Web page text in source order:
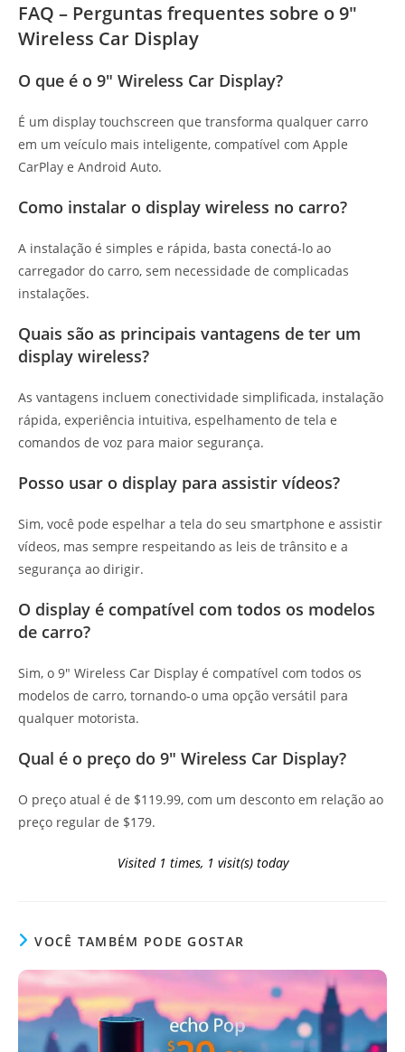
FAQ – Perguntas frequentes sobre o 9″
Wireless Car Display
O que é o 9″ Wireless Car Display?
É um display touchscreen que transforma qualquer carro
em um veículo mais inteligente, compatível com Apple
CarPlay e Android Auto.
Como instalar o display wireless no carro?
A instalação é simples e rápida, basta conectá-lo ao
carregador do carro, sem necessidade de complicadas
instalações.
Quais são as principais vantagens de ter um
display wireless?
As vantagens incluem conectividade simplificada, instalação
rápida, experiência intuitiva, espelhamento de tela e
comandos de voz para maior segurança.
Posso usar o display para assistir vídeos?
Sim, você pode espelhar a tela do seu smartphone e assistir
vídeos, mas sempre respeitando as leis de trânsito e a
segurança ao dirigir.
O display é compatível com todos os modelos
de carro?
Sim, o 9″ Wireless Car Display é compatível com todos os
modelos de carro, tornando-o uma opção versátil para
qualquer motorista.
Qual é o preço do 9″ Wireless Car Display?
O preço atual é de $119.99, com um desconto em relação ao
preço regular de $179.
Visited 1 times, 1 visit(s) today
VOCÊ TAMBÉM PODE GOSTAR